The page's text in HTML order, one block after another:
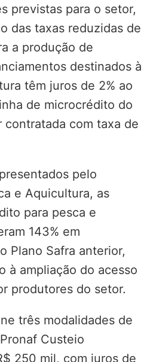
previstas para o setor,
das taxas reduzidas de
a produção de
destinados à
têm juros de 2% ao
de microcrédito do
contratada com taxa de
pelo
e Aquicultura, as
para pesca e
143% em
Plano Safra anterior,
à ampliação do acesso
produtores do setor.
três modalidades de
Custeio
250 mil, com juros de